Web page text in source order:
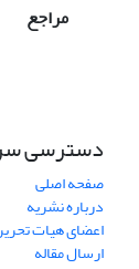
مراجع
دسترسی
صفحه اصلی
درباره نشریه
اعضای هیات
ارسال مقاله